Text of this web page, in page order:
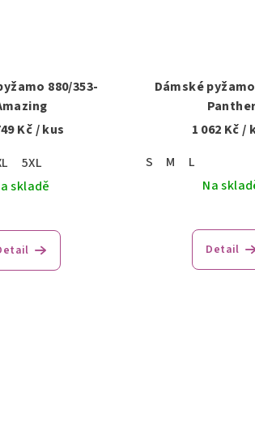
880/353-
Kč/ kus
5XL
skladě
Dámské
1 062 Kč/
S
M
L
Na
Detail